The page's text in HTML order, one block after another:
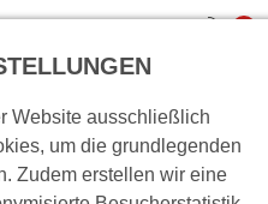
Website ausschließlich
um die grundlegenden
Zudem erstellen wir eine